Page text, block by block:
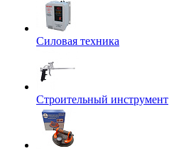
Силовая техника
Строительный инструмент